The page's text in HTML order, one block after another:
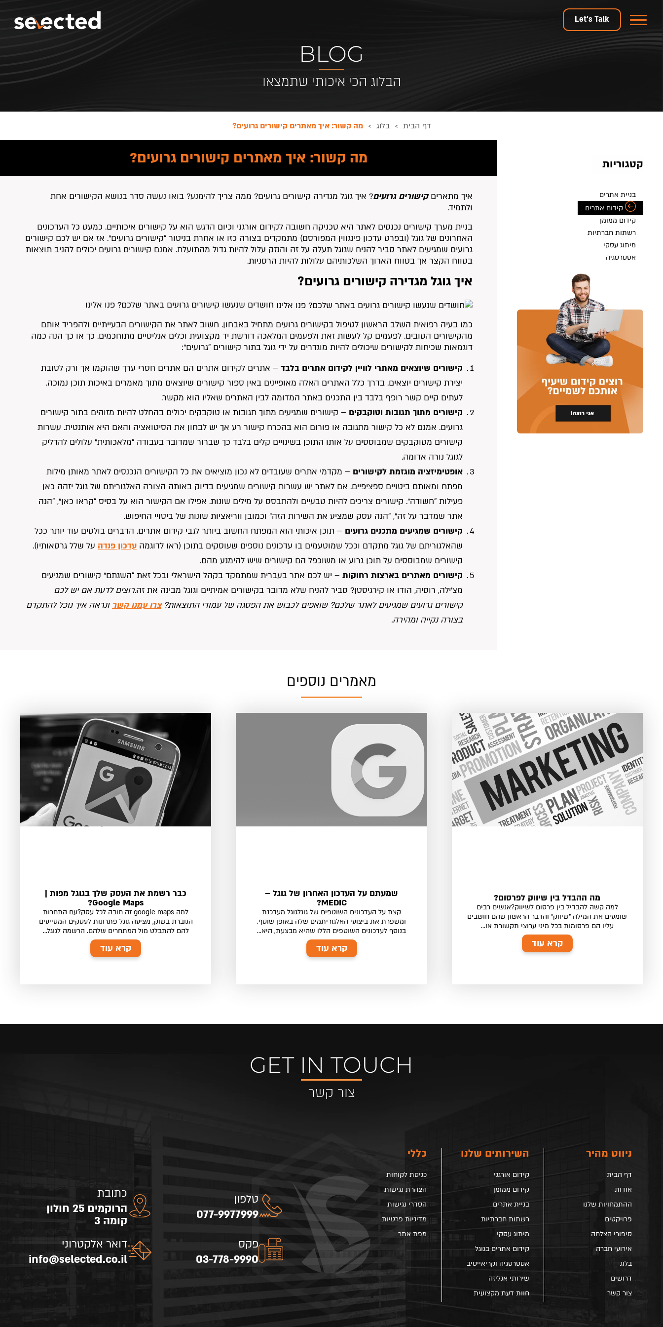
Let's Talk
BLOG
הבלוג הכי איכותי שתמצאו
דף הבית > בלוג > מה קשור: איך מאתרים קישורים גרועים?
קטגוריות
בניית אתרים
קידום אתרים
קידום ממומן
רשתות חברתיות
מיתוג עסקי
אסטרטגיה
מה קשור: איך מאתרים קישורים גרועים?
איך מתאריםקישורים גרועים? איך גוגל מגדירה קישורים גרועים? ממה צריך להימנע? בואו נעשה סדר בנושא הקישורים אחת
ולתמיד.
בניית מערך קישורים נכנסים לאתר היא טכניקה חשובה לקידום אורגני וכיום הדגש הוא על קישורים איכותיים. כמעט כל העדכונים
האחרונים של גוגל (ובפרט עדכון פינגווין המפורסם) מתמקדים בצורה כזו או אחרת בניטור “קישורים גרועים”. אז אם יש לכם קישורים
גרועים שמגיעים לאתר סביר להניח שגוגל תעלה על זה והנזק עלול להיות גדול מהתועלת. אמנם קישורים גרועים יכולים להניב תוצאות
בטווח הקצר אך בטווח הארוך השלכותיהם עלולות להיות הרסניות.
איך גוגל מגדירה קישורים גרועים?
חושדים שנעשו קישורים גרועים באתר שלכם? פנו אלינו
כמו בעיה רפואית השלב הראשון לטיפול בקישורים גרועים מתחיל באבחון. חשוב לאתר את הקישורים הבעייתיים ולהפריד אותם
מהקישורים הטובים. לפעמים קל לעשות זאת ולפעמים המלאכה דורשת יד מקצועית וכלים אנליטיים מתוחכמים. כך או כך הנה כמה
דוגמאות שכיחות לקישורים שיכולים להיות מוגדרים על ידי גוגל בתור קישורים “גרועים”:
קישורים שיוצאים מאתרי לוויין לקידום אתרים בלבד – אתרים לקידום אתרים הם אתרים חסרי ערך שהוקמו אך ורק לטובת
יצירת קישורים יוצאים. בדרך כלל האתרים האלה מאופיינים באין ספור קישורים שיוצאים מתוך מאמרים באיכות תוכן נמוכה.
לעתים קיים קשר רופף בלבד בין התכנים באתר המדומה לבין האתרים שאליו הוא מקשר.
קישורים מתוך תגובות וטוקבקים – קישורים שמגיעים מתוך תגובות או טוקבקים יכולים בהחלט להיות מזוהים בתור קישורים
גרועים. אמנם לא כל קישור מתגובה או פורום הוא בהכרח קישור רע אך יש לבחון את הסיטואציה והאם היא אותנטית. עשרות
קישורים מטוקבקים שמבוססים על אותו התוכן בשינויים קלים בלבד כך שברור שמדובר בעבודה “מלאכותית” עלולים להדליק
לגוגל נורה אדומה.
אופטימיזציה מוגזמת לקישורים – מקדמי אתרים שעובדים לא נכון מוציאים את כל הקישורים הנכנסים לאתר מאותן מילות
מפתח ומאותם ביטויים ספציפיים. אם לאתר יש עשרות קישורים שמגיעים בדיוק באותה הצורה האלגוריתם של גוגל יזהה כאן
פעילות “חשודה”. קישורים צריכים להיות טבעיים ולהתבסס על מילים שונות. אפילו אם הקישור הוא על בסיס “קראו כאן”, “הנה
אתר שמדבר על זה”, “הנה עסק שמציע את השירות הזה” וכמובן ווריאציות שונות של ביטויי החיפוש.
קישורים שמגיעים מתכנים גרועים – תוכן איכותי הוא המפתח החשוב ביותר לגבי קידום אתרים. הדברים בולטים עוד יותר ככל
שהאלגוריתם של גוגל מתקדם וככל שמוטעמים בו עדכונים נוספים שעוסקים בתוכן (ראו לדוגמה עדכון פנדה על שלל גרסאותיו).
קישורים שמבוססים על תוכן גרוע או משוכפל הם קישורים שיש להימנע מהם.
קישורים מאתרים בארצות רחוקות – יש לכם אתר בעברית שמתמקד בקהל הישראלי ובכל זאת “השגתם” קישורים שמגיעים
מצ’ילה, רוסיה, הודו או קירגיסטן? סביר להניח שלא מדובר בקישורים אמיתיים וגוגל מבינה את זה.רוצים לדעת אם יש לכם
קישורים גרועים שמגיעים לאתר שלכם? שואפים לכבוש את הפסגה של עמודי התוצאות?צרו עמנו קשר ונראה איך נוכל להתקדם
בצורה נקייה ומהירה.
מאמרים נוספים
מה ההבדל בין שיווק לפרסום?
למה קשה להבדיל בין פרסום לשיווק?אנשים רבים
שומעים את המילה ״שיווק״ והדבר הראשון שהם חושבים
עליו הם פרסומות בכל מיני ערוצי תקשורת או...
קרא עוד
שמעתם על העדכון האחרון של גוגל –
MEDIC?
קצת על העדכונים השוטפים של גוגלגוגל מעדכנת
ומשפרת את ביצועי האלגוריתמים שלה באופן שוטף.
בנוסף לעדכונים השוטפים הללו שהיא מבצעת, היא...
קרא עוד
כבר רשמת את העסק שלך בגוגל מפות |
Google Maps?
למה google maps זה חובה לכל עסק?עם התחרות
הגוברת בשוק, מציעה גוגל פתרונות לעסקים המסייעים
להם להתבלט מול המתחרים שלהם. הרשמה לגוגל...
קרא עוד
GET IN TOUCH
צור קשר
ניווט מהיר
דף הבית
אודות
ההתמחויות שלנו
פרויקטים
סיפורי הצלחה
אירועי חברה
בלוג
דרושים
צור קשר
השירותים שלנו
קידום אורגני
קידום ממומן
בניית אתרים
רשתות חברתיות
מיתוג עסקי
קידום אתרים בגוגל
אסטרטגיה וקריאייטיב
שירותי אנליזה
חוות דעת מקצועית
כללי
כניסת לקוחות
הצהרת נגישות
הסדרי נגישות
מדיניות פרטיות
מפת אתר
טלפון
077-9977999
כתובת
הרוקמים 25 חולון
קומה 3
פקס
03-778-9990
דואר אלקטרוני
info@selected.co.il